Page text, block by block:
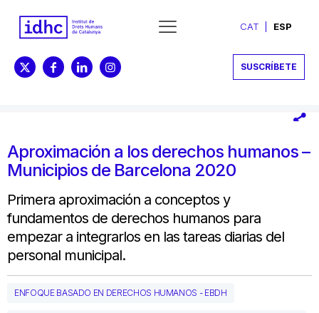
CAT ESP
SUSCRÍBETE
Aproximación a los derechos humanos –
Municipios de Barcelona 2020
Primera aproximación a conceptos y
fundamentos de derechos humanos para
empezar a integrarlos en las tareas diarias del
personal municipal.
ENFOQUE BASADO EN DERECHOS HUMANOS - EBDH